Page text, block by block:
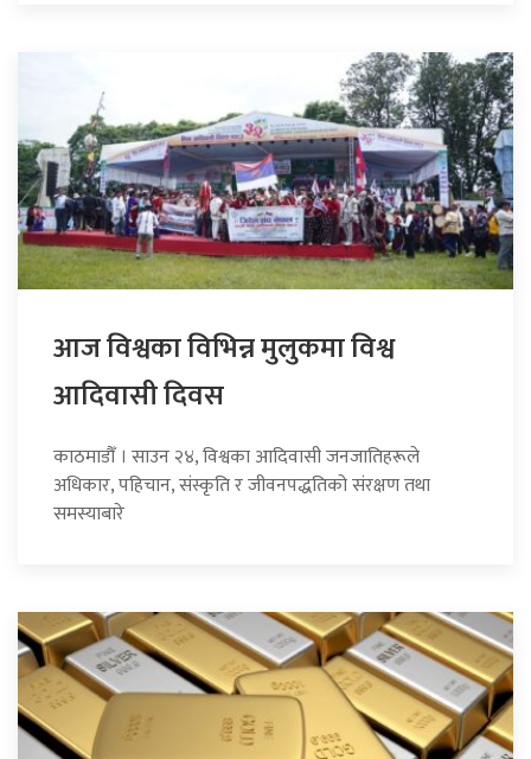
आज विश्वका विभिन्न मुलुकमा विश्व
आदिवासी दिवस
काठमाडौँ । साउन २४, विश्वका आदिवासी जनजातिहरूले
अधिकार, पहिचान, संस्कृति र जीवनपद्धतिको संरक्षण तथा
समस्याबारे